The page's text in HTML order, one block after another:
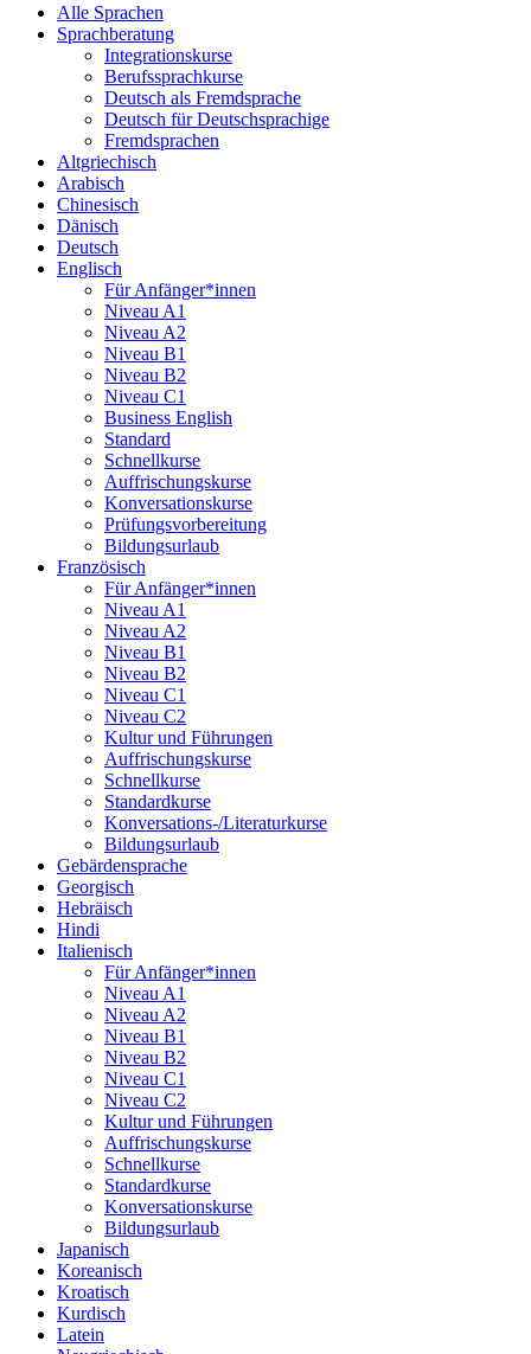
Alle Sprachen
Sprachberatung
Integrationskurse
Berufssprachkurse
Deutsch als Fremdsprache
Deutsch für Deutschsprachige
Fremdsprachen
Altgriechisch
Arabisch
Chinesisch
Dänisch
Deutsch
Englisch
Für Anfänger*innen
Niveau A1
Niveau A2
Niveau B1
Niveau B2
Niveau C1
Business English
Standard
Schnellkurse
Auffrischungskurse
Konversationskurse
Prüfungsvorbereitung
Bildungsurlaub
Französisch
Für Anfänger*innen
Niveau A1
Niveau A2
Niveau B1
Niveau B2
Niveau C1
Niveau C2
Kultur und Führungen
Auffrischungskurse
Schnellkurse
Standardkurse
Konversations-/Literaturkurse
Bildungsurlaub
Gebärdensprache
Georgisch
Hebräisch
Hindi
Italienisch
Für Anfänger*innen
Niveau A1
Niveau A2
Niveau B1
Niveau B2
Niveau C1
Niveau C2
Kultur und Führungen
Auffrischungskurse
Schnellkurse
Standardkurse
Konversationskurse
Bildungsurlaub
Japanisch
Koreanisch
Kroatisch
Kurdisch
Latein